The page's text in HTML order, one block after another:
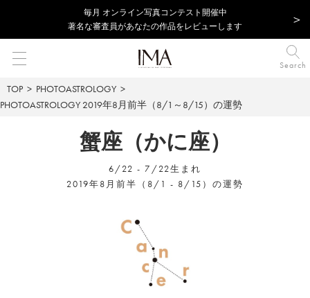
毎⽉ オンライン写真コンテスト開催中
著名な審査員があなたの作品をレビューします
Search
TOP
PHOTOASTROLOGY
PHOTOASTROLOGY 2019年8月前半（8/1～8/15）の運勢
蟹座（かに座）
6/22 - 7/22生まれ
2019年8月前半（8/1 - 8/15）の運勢